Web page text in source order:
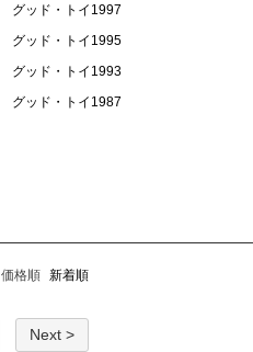
グッド・トイ1997
グッド・トイ1995
グッド・トイ1993
グッド・トイ1987
価格順 新着順
Next >